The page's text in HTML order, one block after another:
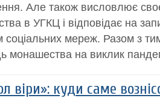
Але також висловлює
в УГКЦ і відповідає на
соціальних мереж. Разом з
монашества на виклик
віри»: куди саме